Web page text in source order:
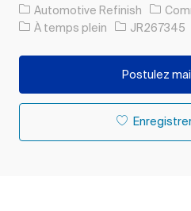
Automotive Refinish
Type d’emploi
À temps plein ID de l’emploi
JR267345
Postulez